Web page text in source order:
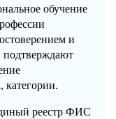
обучение
и
подтверждают
категории.
реестр ФИС